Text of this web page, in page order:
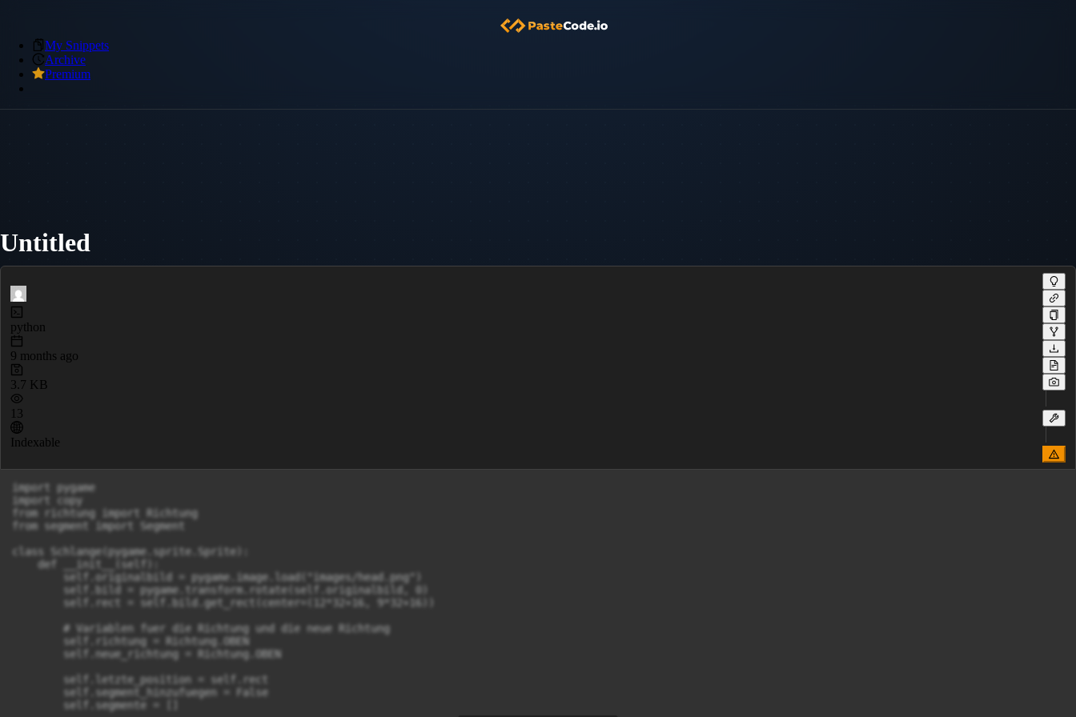
My Snippets
Archive
Premium
Untitled
python
9 months ago
3.7 KB
13
Indexable
import pygame
import copy
from richtung import Richtung
from segment import Segment
class Schlange(pygame.sprite.Sprite):
    def __init__(self):
        self.originalbild = pygame.image.load("images/head.png")
        self.bild = pygame.transform.rotate(self.originalbild, 0)
        self.rect = self.bild.get_rect(center=(12*32+16, 9*32+16))
        # Variablen fuer die Richtung und die neue Richtung
        self.richtung = Richtung.OBEN
        self.neue_richtung = Richtung.OBEN
        self.letzte_position = self.rect
        self.segment_hinzufuegen = False
        self.segmente = []